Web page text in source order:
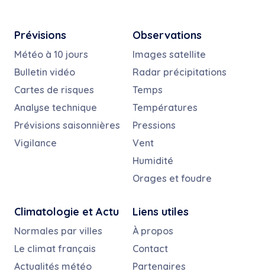
Prévisions
Météo à 10 jours
Bulletin vidéo
Cartes de risques
Analyse technique
Prévisions saisonnières
Vigilance
Observations
Images satellite
Radar précipitations
Temps
Températures
Pressions
Vent
Humidité
Orages et foudre
Climatologie et Actu
Normales par villes
Le climat français
Actualités météo
Liens utiles
À propos
Contact
Partenaires